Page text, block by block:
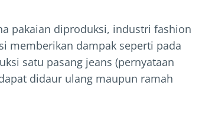
pakaian diproduksi, industri fashion
memberikan dampak seperti pada
satu pasang jeans (pernyataan
didaur ulang maupun ramah